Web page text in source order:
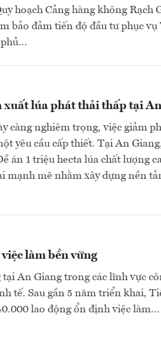
hoạch Cảng hàng không Rạch
bảo đảm tiến độ đầu tư phục vụ
xuất lúa phát thải thấp tại
càng nghiêm trọng, việc giảm
yêu cầu cấp thiết. Tại An
án 1 triệu hecta lúa chất lượng
mạnh mẽ nhằm xây dựng nền
làm bền vững
An Giang trong các lĩnh vực
tế. Sau gần 5 năm triển khai,
lao động ổn định việc làm…